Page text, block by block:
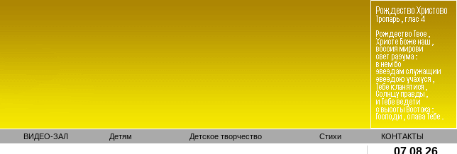
ВИДЕО-ЗАЛ Детям Детское творчество Стихи КОНТАКТЫ
07.08.26